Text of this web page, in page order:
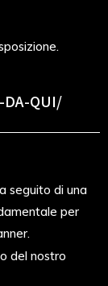
DA-QUI/
seguito di una
per
del nostro